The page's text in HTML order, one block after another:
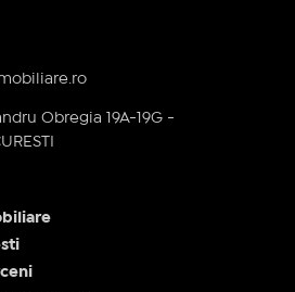
Obregia 19A-19G -